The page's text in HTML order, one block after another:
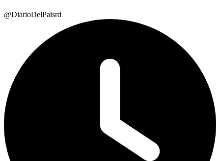
@DiarioDelPaisrd